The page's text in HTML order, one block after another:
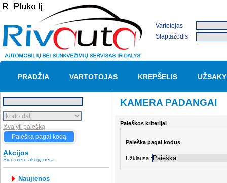
Vartotojas
Slaptažodis
PRADŽIA VARTOTOJAS KREPŠELIS
Išvalyti paiešką
Paieška pagal kodą
Akcijos
Šiuo metu akcijų nėra
Naujienos
KAMERA PADANGAI
Paieškos kriterijai
Paieška pagal kodus
Užklausa :